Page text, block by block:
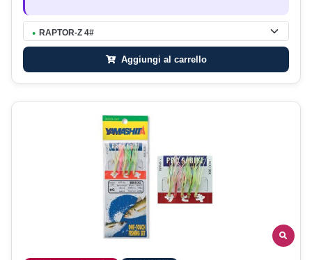
● RAPTOR-Z 4#
Aggiungi al carrello